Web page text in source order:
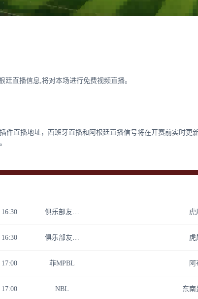
廷直播信息,将对本场进行免费视频直播。
件直播地址，西班牙直播和阿根廷直播信号将在开赛前实时
俱乐部友谊赛 虎
俱乐部友谊赛 虎
菲MPBL
NBL 东南